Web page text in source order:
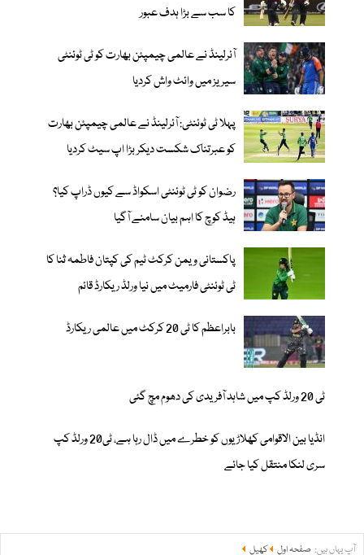
کا سب سے بڑا ہدف عبور
آئرلینڈ نے عالمی چیمپئن بھارت کو ٹی ٹوئنٹی
سیریز میں وائٹ واش کردیا
پہلا ٹی ٹوئنٹی: آئرلینڈ نے عالمی چیمپئن بھارت
کو عبرتناک شکست دیکر بڑا اپ سیٹ کردیا
رضوان کو ٹی ٹوئنٹی اسکواڈ سے کیوں ڈراپ کیا؟
ہیڈ کوچ کا اہم بیان سامنے آگیا
پاکستانی ویمن کرکٹ ٹیم کی کپتان فاطمہ ثنا کا
ٹی ٹوئنٹی فارمیٹ میں نیا ورلڈ ریکارڈ قائم
بابراعظم کا ٹی 20 کرکٹ میں عالمی ریکارڈ
ٹی 20 ورلڈ کپ میں شاہد آفریدی کی دھوم مچ گئی
انڈیا بین الاقوامی کھلاڑیوں کو خطرے میں ڈال رہا ہے، ٹی20 ورلڈ کپ
سری لنکا منتقل کیا جائے
آپ یہاں ہیں: صفحہ اول کھیل